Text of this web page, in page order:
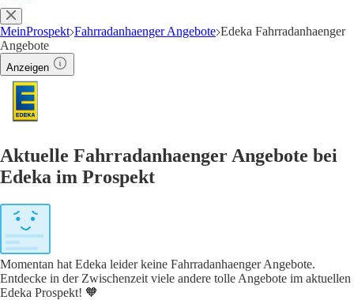
MeinProspekt Fahrradanhaenger Angebote Edeka Fahrradanhaenger
Angebote
Anzeigen
Aktuelle Fahrradanhaenger Angebote bei
Edeka im Prospekt
Momentan hat Edeka leider keine Fahrradanhaenger Angebote.
Entdecke in der Zwischenzeit viele andere tolle Angebote im aktuellen
Edeka Prospekt! 🧡